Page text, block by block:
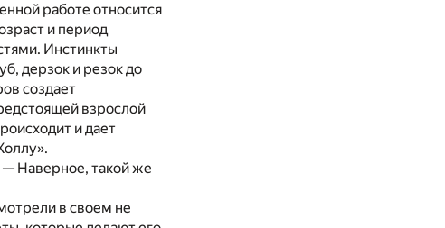
работе относится
и период
Инстинкты
дерзок и резок до
создает
взрослой
и дает
— Наверное, такой же
в своем не